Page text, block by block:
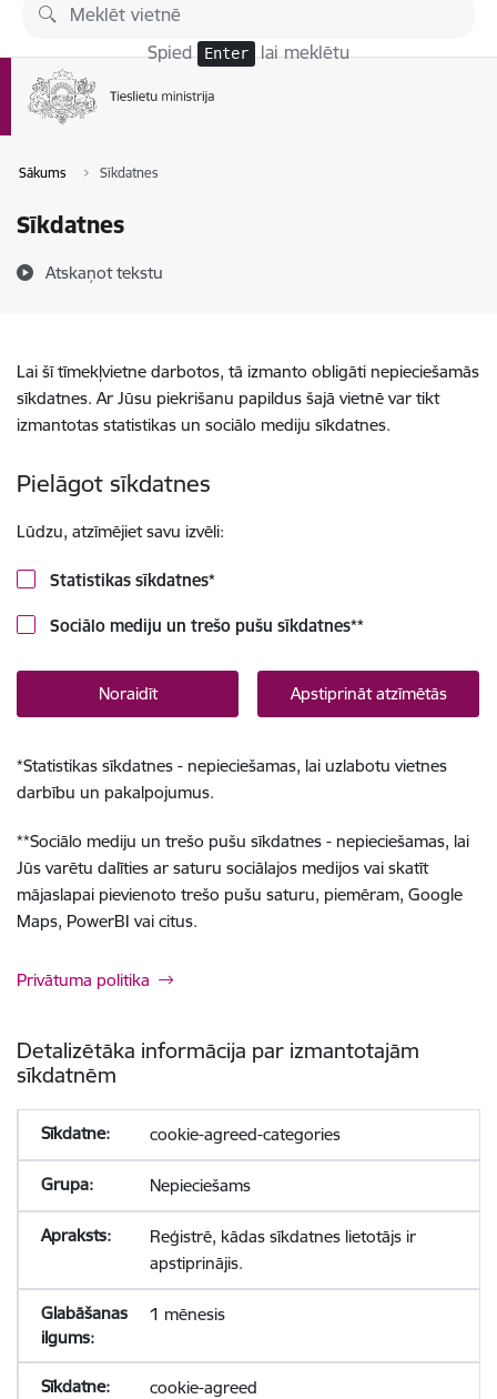
Pāriet uz lapas saturu
Spied Enter lai meklētu
Sākums Sīkdatnes
Sīkdatnes
Atskaņot tekstu
Lai šī tīmekļvietne darbotos, tā izmanto obligāti nepieciešamās
sīkdatnes. Ar Jūsu piekrišanu papildus šajā vietnē var tikt
izmantotas statistikas un sociālo mediju sīkdatnes.
Pielāgot sīkdatnes
Lūdzu, atzīmējiet savu izvēli:
Statistikas sīkdatnes*
Sociālo mediju un trešo pušu sīkdatnes**
Noraidīt Apstiprināt atzīmētās
*Statistikas sīkdatnes - nepieciešamas, lai uzlabotu vietnes
darbību un pakalpojumus.
**Sociālo mediju un trešo pušu sīkdatnes - nepieciešamas, lai
Jūs varētu dalīties ar saturu sociālajos medijos vai skatīt
mājaslapai pievienoto trešo pušu saturu, piemēram, Google
Maps, PowerBI vai citus.
Privātuma politika
Detalizētāka informācija par izmantotajām
sīkdatnēm
cookie-agreed-categories
Nepieciešams
Reģistrē, kādas sīkdatnes lietotājs ir
apstiprinājis.
1 mēnesis
cookie-agreed